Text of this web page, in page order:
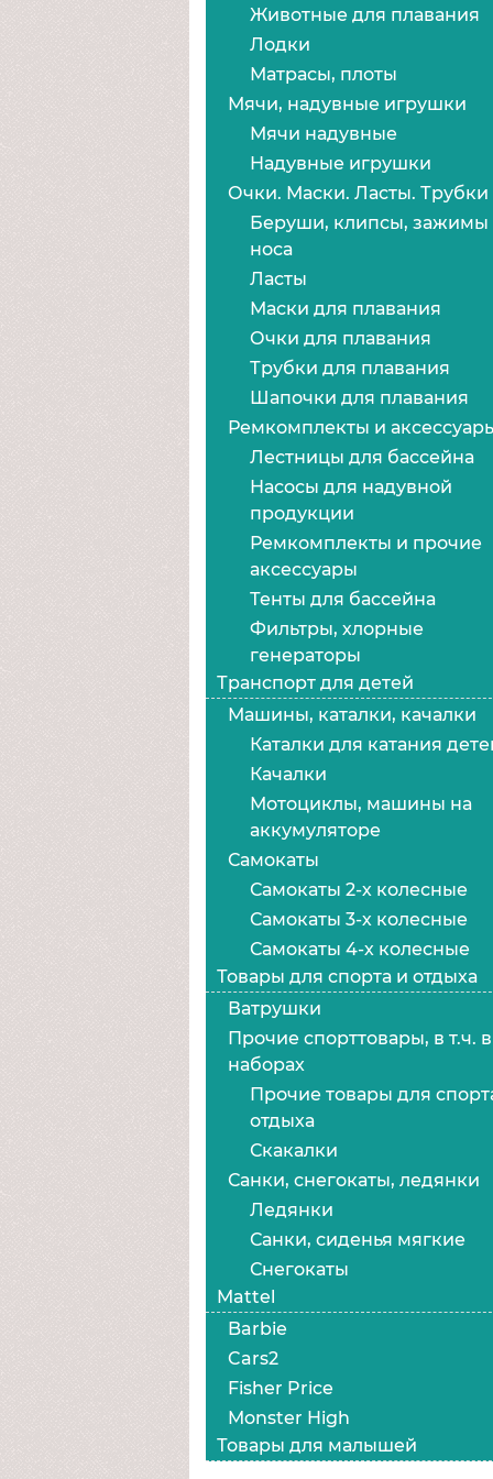
Животные для плавания
Лодки
Матрасы, плоты
Мячи, надувные игрушки
Мячи надувные
Надувные игрушки
Очки. Маски. Ласты. Трубки
Беруши, клипсы, зажимы
носа
Ласты
Маски для плавания
Очки для плавания
Трубки для плавания
Шапочки для плавания
Ремкомплекты и
Лестницы для бассейна
Насосы для надувной
продукции
Ремкомплекты и прочие
аксессуары
Тенты для бассейна
Фильтры, хлорные
генераторы
Транспорт для детей
Машины, каталки, качалки
Каталки для катания
Качалки
Мотоциклы, машины на
аккумуляторе
Самокаты
Самокаты 2-х колесные
Самокаты 3-х колесные
Самокаты 4-х колесные
Товары для спорта и отдыха
Ватрушки
Прочие спорттовары, в т.ч. в
наборах
Прочие товары для
отдыха
Скакалки
Санки, снегокаты, ледянки
Ледянки
Санки, сиденья мягкие
Снегокаты
Mattel
Barbie
Cars2
Fisher Price
Monster High
Товары для малышей